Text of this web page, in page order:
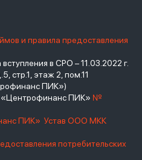
и правила предоставления
в СРО – 11.03.2022 г.
стр.1, этаж 2, пом.11
ПИК»)
ПИК» №
ПИК» Устав ООО МКК
потребительских